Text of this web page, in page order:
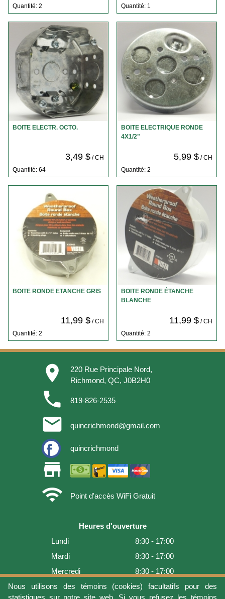
Nous utilisons des témoins (cookies) facultatifs pour des
statistiques sur notre site web. Si vous refusez les témoins
Quantité: 2
Quantité: 1
BOITE ELECTR. OCTO.
3,49 $/ CH
Quantité: 64
BOITE ELECTRIQUE RONDE
4X1/2"
5,99 $/ CH
Quantité: 2
BOITE RONDE ETANCHE GRIS
11,99 $/ CH
Quantité: 2
BOITE RONDE ÉTANCHE
BLANCHE
11,99 $/ CH
Quantité: 2
place
220 Rue Principale Nord,
Richmond, QC, J0B2H0
phone 819-826-2535
email quincrichmond@gmail.com
quincrichmond
store
wifi
Point d'accès WiFi Gratuit
Heures d'ouverture
Lundi
8:30 - 17:00
Mardi
8:30 - 17:00
Mercredi
8:30 - 17:00
Jeudi
8:30 - 17:00